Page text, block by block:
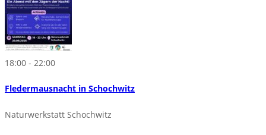
18:00 - 22:00
Fledermausnacht in Schochwitz
Naturwerkstatt Schochwitz